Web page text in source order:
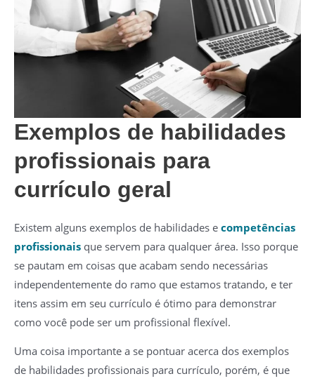
Exemplos de habilidades
profissionais para
currículo geral
Existem alguns exemplos de habilidades e competências
profissionais que servem para qualquer área. Isso porque
se pautam em coisas que acabam sendo necessárias
independentemente do ramo que estamos tratando, e ter
itens assim em seu currículo é ótimo para demonstrar
como você pode ser um profissional flexível.
Uma coisa importante a se pontuar acerca dos exemplos
de habilidades profissionais para currículo, porém, é que